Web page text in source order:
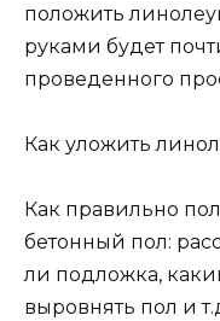
положить
руками будет
проведенного
Как уложить
Как правильно
бетонный пол:
ли подложка,
выровнять пол и